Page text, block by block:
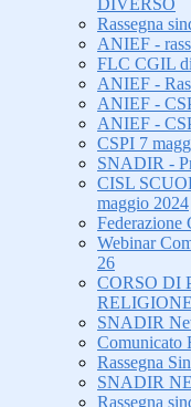
DIVERSO
Rassegna
ANIEF -
FLC CGIL
ANIEF -
ANIEF -
ANIEF -
CSPI 7
SNADIR -
CISL
maggio 2024
Webinar
26
CORSO DI
RELIGIONE
SNADIR
Comunicato
Rassegna
SNADIR
Rassegna